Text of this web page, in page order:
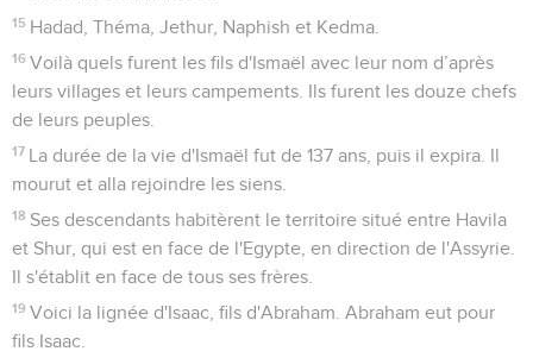
15 Hadad, Théma, Jethur, Naphish et Kedma.
16 Voilà quels furent les fils d'Ismaël avec leur nom d’après
leurs villages et leurs campements. Ils furent les douze chefs
de leurs peuples.
17
La durée de la vie d'Ismaël fut de 137 ans, puis il expira. Il
mourut et alla rejoindre les siens.
18 Ses descendants habitèrent le territoire situé entre Havila
et Shur, qui est en face de l'Egypte, en direction de l'Assyrie.
Il s'établit en face de tous ses frères.
19 Voici la lignée d'Isaac, fils d'Abraham. Abraham eut pour
fils Isaac.